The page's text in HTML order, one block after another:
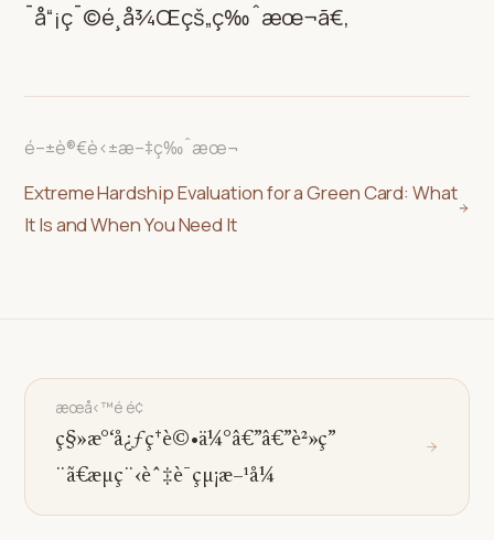
¯å“¡ç¯©é¸å¾Œçš„ç‰ˆæœ¬ã€‚
é–±è®€è‹±æ–‡ç‰ˆæœ¬
Extreme Hardship Evaluation for a Green Card: What
It Is and When You Need It
æœå‹™é é¢
ç§»æ°‘å¿ƒç†è©•ä¼°â€”â€”è²»ç”
¨ã€æµç¨‹èˆ‡è¯çµ¡æ–¹å¼